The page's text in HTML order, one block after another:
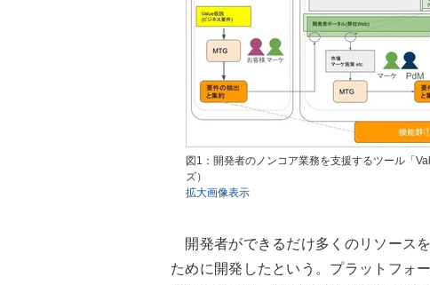
図1：開発者のノンコア業務を支援するツール「
ズ）
拡大画像表示
開発者ができるだけ多くのリソース
ために開発したという。プラットフォ